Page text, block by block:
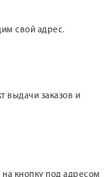
свой адрес.
выдачи заказов и
кнопку под адресом